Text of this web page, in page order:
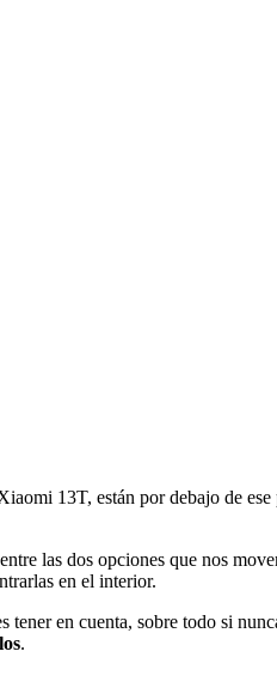
13T, están por debajo de
las dos opciones que nos
en el interior.
en cuenta, sobre todo si
.